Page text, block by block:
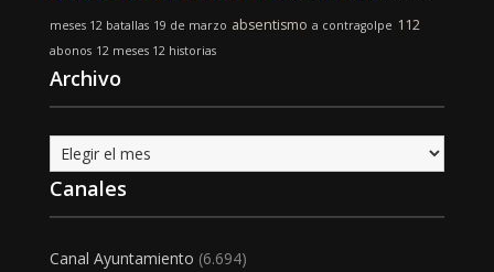
meses 12 batallas 19 de marzo absentismo a contragolpe 112
abonos 12 meses 12 historias
Archivo
Archivo
Canales
Canal Ayuntamiento (6.694)